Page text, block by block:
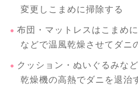
変更しこまめに掃除する
布団・マットレスはこまめ
などで温風乾燥させてダニ
クッション・ぬいぐるみな
乾燥機の高熱でダニを退治